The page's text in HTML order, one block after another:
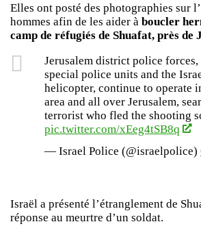
Elles ont posté des photographies sur
hommes afin de les aider à boucler
camp de réfugiés de Shuafat, près de
Jerusalem district police
special police units and the
helicopter, continue to operate
area and all over Jerusalem,
terrorist who fled the shooting
pic.twitter.com/xEeg4tSB8q
— Israel Police (@israelpolice)
Israël a présenté l’étranglement de
réponse au meurtre d’un soldat.